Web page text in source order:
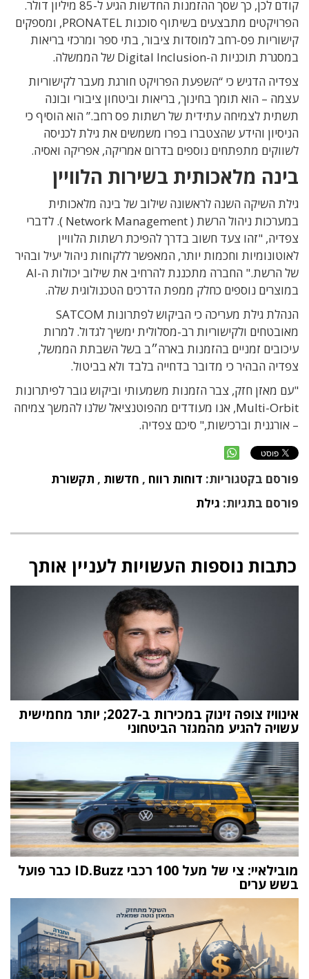
קודם לכן, כך שסך ההזמנות החדשות הגיע ל-85 מיליון דולר.
הפרויקטים מתבצעים בשיתוף סוכנות PRONATEL, ומספקים
קישוריות פס-רחב למוסדות ציבור, בתי ספר ומרכזי בריאות
במסגרת תוכניות ה-Digital Inclusion של הממשלה.
צפדיה הדגיש כי “השפעת הפרויקט חורגת מעבר לקישוריות
עצמה – הוא תומך בחינוך, בריאות וביטחון ציבורי ובונה
תשתית לצמיחה עתידית של רשתות פס רחב.” הוא הוסיף כי
הניסיון והידע שהצטברו בפרו משמשים את גילת לכניסה
לשווקים מתפתחים נוספים בדרום אמריקה, אפריקה ואסיה.
בינה מלאכותית בשירות הלוויין
גילת השיקה השנה לראשונה שילוב של בינה מלאכותית
במערכות ניהול הרשת ( Network Management ). לדברי
צפדיה, "זהו צעד חשוב בדרך להפיכת רשתות הלוויין
לאוטונומיות וחכמות יותר, המאפשר ללקוחות ניהול יעיל ובהיר
של הרשת." החברה מתכננת להרחיב את שילוב יכולות ה-AI
במוצרים נוספים כחלק ממפת הדרכים הטכנולוגית שלה.
הנהלת גילת מעריכה כי הביקוש לפתרונות SATCOM
מאובטחים ולקישוריות רב-מסלולית ימשיך לגדול. למרות
עיכובים זמניים בהזמנות בארה״ב בשל השבתת הממשל,
צפדיה הבהיר כי מדובר בדחייה בלבד ולא בביטול.
"עם מאזן חזק, צבר הזמנות משמעותי וביקוש גובר לפיתרונות
Multi-Orbit, אנו מעודדים מהפוטנציאל שלנו להמשך צמיחה
– אורגנית וברכישות," סיכם צפדיה.
פורסם בקטגוריות: דוחות רווח , חדשות , תקשורת
פורסם בתגיות: גילת
כתבות נוספות העשויות לעניין אותך
אינוויז צופה זינוק במכירות ב-2027; יותר מחמישית
עשויה להגיע מהמגזר הביטחוני
מובילאיי: צי של מעל 100 רכבי ID.Buzz כבר פועל
בשש ערים